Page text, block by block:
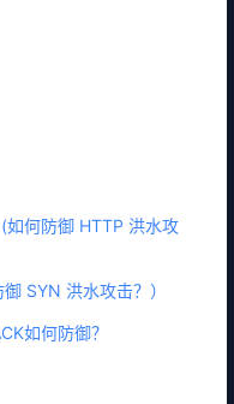
如何防御 HTTP 洪水攻
SYN 洪水攻击？）
如何防御？